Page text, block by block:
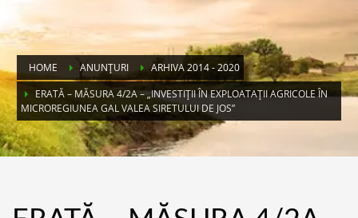
HOME ANUNȚURI
ARHIVA 2014 - 2020
ERATĂ – MĂSURA 4/2A – „INVESTIȚII ÎN EXPLOATAȚII AGRICOLE ÎN
MICROREGIUNEA GAL VALEA SIRETULUI DE JOS”